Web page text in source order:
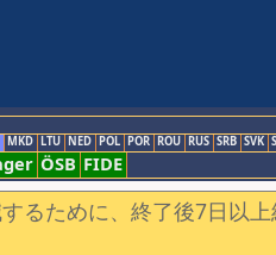
MKD LTU NED POL POR ROU RUS SRB SVK
ÖSB FIDE
るために、終了後7日以